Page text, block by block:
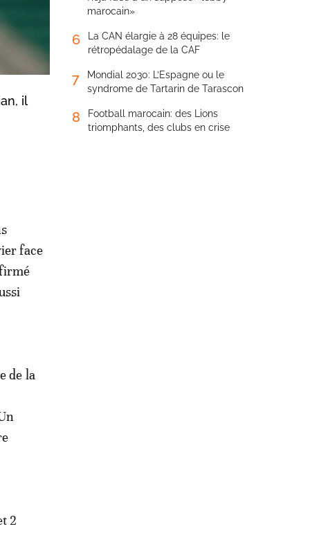
il
face
de la
2
marocain»
6
La CAN élargie à 28 équipes: le
rétropédalage de la CAF
7
Mondial 2030: L’Espagne ou le
syndrome de Tartarin de Tarascon
8
Football marocain: des Lions
triomphants, des clubs en crise